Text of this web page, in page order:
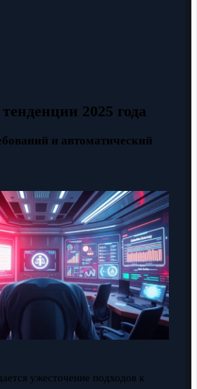
2025 года
и автоматический
ужесточение подходов к